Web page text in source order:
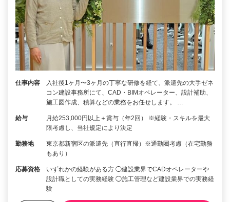
仕事内容
入社後1ヶ月〜3ヶ月の丁寧な研修を経て、派遣先の大手ゼネ
コン建設事務所にて、CAD・BIMオペレーター、設計補助、
施工図作成、積算などの業務をお任せします。 …
給与
月給253,000円以上＋賞与（年2回） ※経験・スキルを最大
限考慮し、当社規定により決定
勤務地
東京都新宿区の派遣先（直行直帰）※通勤圏考慮（在宅勤務
もあり）
応募資格
いずれかの経験がある方 ◯建設業界でCADオペレーターや
設計職としての実務経験 ◯施工管理など建設業界での実務経
験